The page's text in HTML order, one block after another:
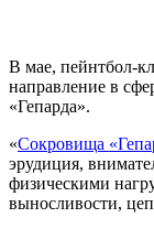
В мае, пейнтбол-
направление в
«Гепарда».
«Сокровища
эрудиция,
физическими
выносливости,